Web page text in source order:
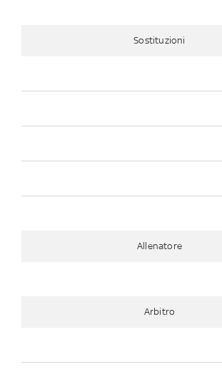
Sostituzioni
Allenatore
Arbitro